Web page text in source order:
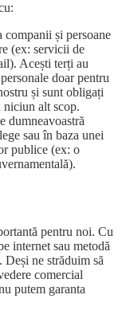
companii și persoane
(ex: servicii de
Acești terți au
doar pentru
și sunt obligați
niciun alt scop.
dumneavoastră
sau în baza unei
publice (ex: o
pentru noi. Cu
internet sau metodă
Deși ne străduim să
comercial
putem garanta